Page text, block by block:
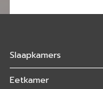
Slaapkamers
Eetkamer